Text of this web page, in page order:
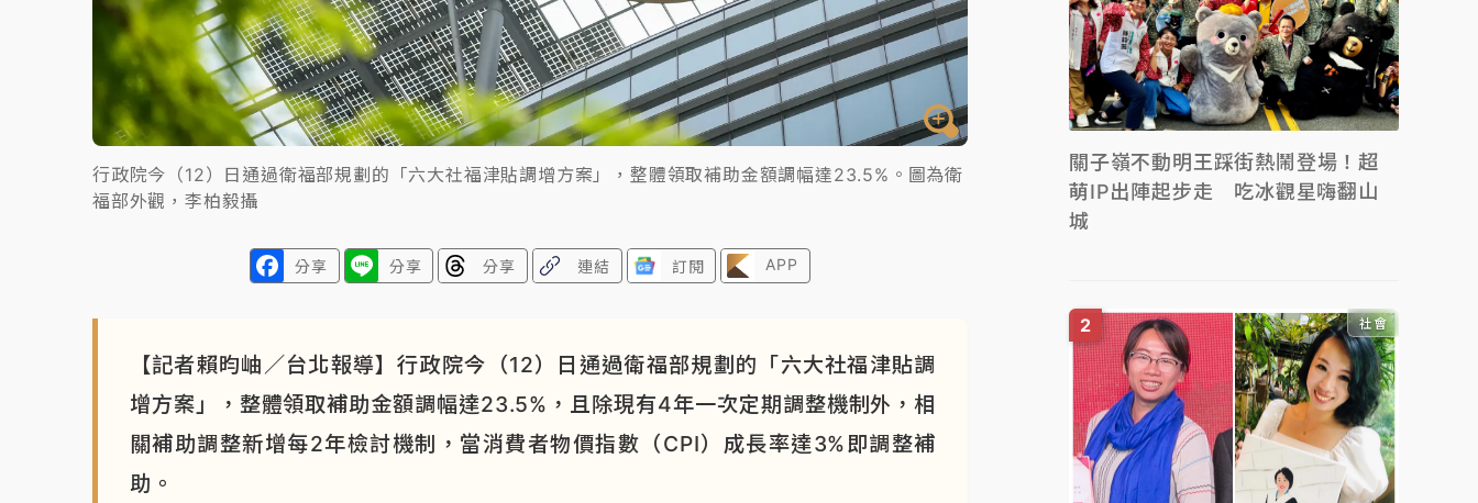
行政院今（12）日通過衛福部規劃的「六大社福津貼調增方案」，整體領取補助金額調幅達23.5%。圖為衛
福部外觀，李柏毅攝
分享 分享 分享 連結 訂閱 APP
【記者賴昀岫／台北報導】行政院今（12）日通過衛福部規劃的「六大社福津貼調
增方案」，整體領取補助金額調幅達23.5%，且除現有4年一次定期調整機制外，相
關補助調整新增每2年檢討機制，當消費者物價指數（CPI）成長率達3%即調整補
助。
關子嶺不動明王踩街熱鬧登場！超
萌IP出陣起步走 吃冰觀星嗨翻山
城
社會